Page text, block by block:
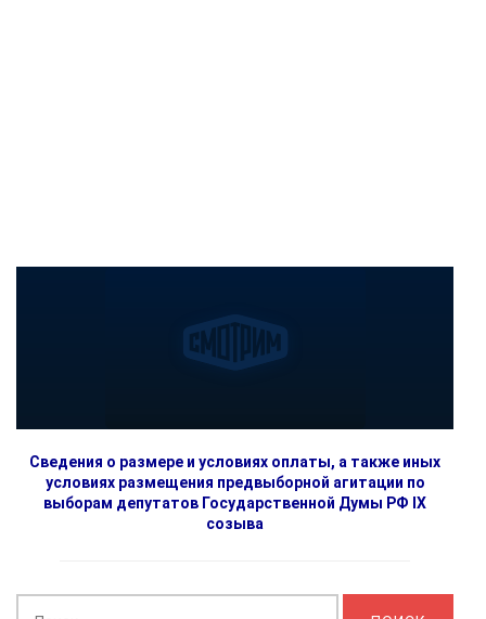
Сведения о размере и условиях оплаты, а также иных
условиях размещения предвыборной агитации по
выборам депутатов Государственной Думы РФ IX
созыва